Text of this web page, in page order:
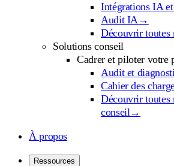
Intégrations IA
Audit IA→
Découvrir toutes
Solutions conseil
Cadrer et piloter votre
Audit et
Cahier des
Découvrir toutes
conseil→
À propos
Ressources